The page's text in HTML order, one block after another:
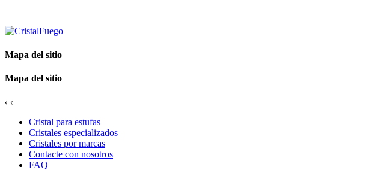
Mapa del sitio
Mapa del sitio
‹ ‹
Cristal para estufas
Cristales especializados
Cristales por marcas
Contacte con nosotros
FAQ